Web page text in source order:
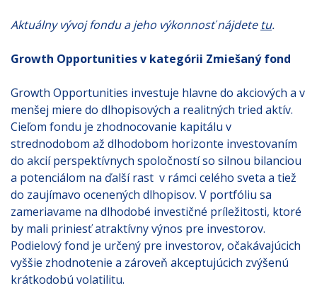
Aktuálny vývoj fondu a jeho výkonnosť nájdete tu.
Growth Opportunities v kategórii Zmiešaný fond
Growth Opportunities investuje hlavne do akciových a v
menšej miere do dlhopisových a realitných tried aktív.
Cieľom fondu je zhodnocovanie kapitálu v
strednodobom až dlhodobom horizonte investovaním
do akcií perspektívnych spoločností so silnou bilanciou
a potenciálom na ďalší rast v rámci celého sveta a tiež
do zaujímavo ocenených dlhopisov. V portfóliu sa
zameriavame na dlhodobé investičné príležitosti, ktoré
by mali priniesť atraktívny výnos pre investorov.
Podielový fond je určený pre investorov, očakávajúcich
vyššie zhodnotenie a zároveň akceptujúcich zvýšenú
krátkodobú volatilitu.